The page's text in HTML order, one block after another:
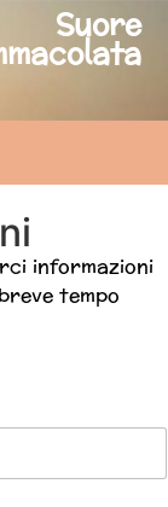
Suore
informazioni
tempo